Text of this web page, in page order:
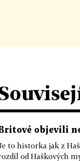
objevili
to historka jak z
od Haškových